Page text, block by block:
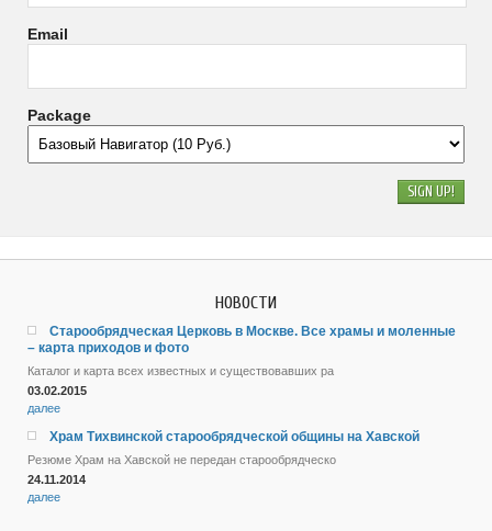
Email
Package
НОВОСТИ
Старообрядческая Церковь в Москве. Все храмы и моленные
– карта приходов и фото
Каталог и карта всех известных и существовавших ра
03.02.2015
далее
Храм Тихвинской старообрядческой общины на Хавской
Резюме Храм на Хавской не передан старообрядческо
24.11.2014
далее